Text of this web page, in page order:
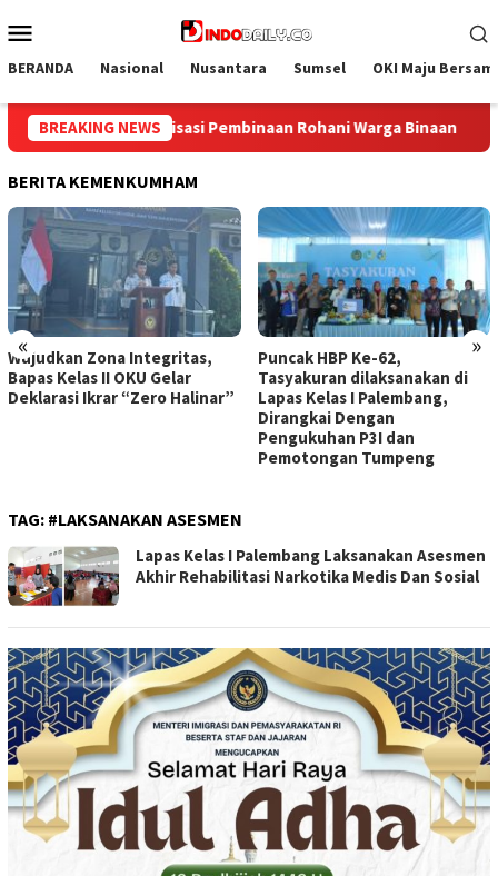
ke
Mobile
BERANDA Nasional Nusantara Sumsel OKI Maju
BREAKING NEWS
Bangun Kesamaan Persepsi, Lapas Narkotika Muara
BERITA KEMENKUMHAM
« »
Wujudkan Zona Integritas,
Bapas Kelas II OKU Gelar
Deklarasi Ikrar “Zero Halinar”
Puncak HBP Ke-62,
Tasyakuran dilaksanakan di
Lapas Kelas I Palembang,
Dirangkai Dengan
Pengukuhan P3I dan
Pemotongan Tumpeng
TAG: #LAKSANAKAN ASESMEN
Lapas Kelas I Palembang Laksanakan Asesmen
Akhir Rehabilitasi Narkotika Medis Dan Sosial